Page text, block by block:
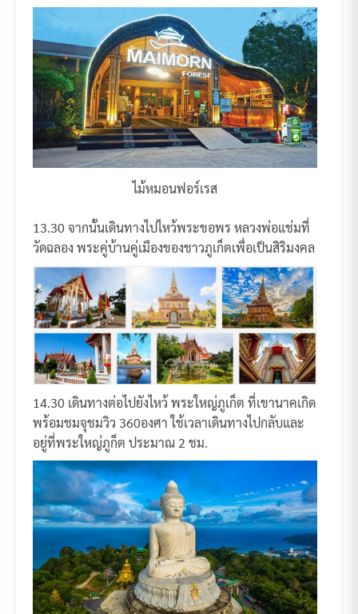
ไม้หมอนฟอร์เรส
13.30 จากนั้นเดินทางไปไหว้พระขอพร หลวงพ่อแช่มที่
วัดฉลอง พระคู่บ้านคู่เมืองของชาวภูเก็ตเพื่อเป็นสิริมงคล
14.30 เดินทางต่อไปยังไหว้ พระใหญ่ภูเก็ต ที่เขานาคเกิด
พร้อมชมจุชมวิว 360องศา ใช้เวลาเดินทางไปกลับและ
อยู่ที่พระใหญ่ภูก็ต ประมาณ 2 ชม.